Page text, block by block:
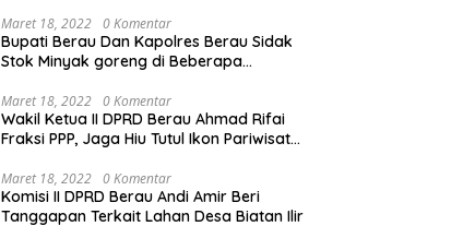
Maret 18, 2022 0 Komentar
Bupati Berau Dan Kapolres Berau Sidak
Stok Minyak goreng di Beberapa
Maret 18, 2022 0 Komentar
Wakil Ketua II DPRD Berau Ahmad Rifai
Fraksi PPP, Jaga Hiu Tutul Ikon Pariwisata
Maret 18, 2022 0 Komentar
Komisi II DPRD Berau Andi Amir Beri
Tanggapan Terkait Lahan Desa Biatan Ilir